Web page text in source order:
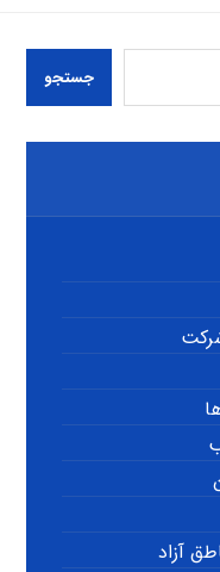
جستجو
آزاد